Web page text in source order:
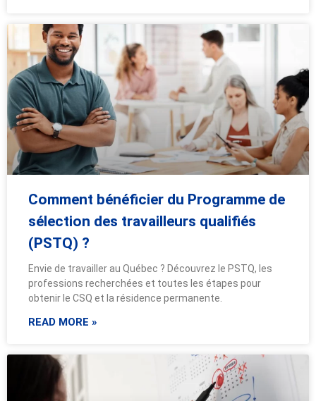
Comment bénéficier du Programme de
sélection des travailleurs qualifiés
(PSTQ) ?
Envie de travailler au Québec ? Découvrez le PSTQ, les
professions recherchées et toutes les étapes pour
obtenir le CSQ et la résidence permanente.
READ MORE »